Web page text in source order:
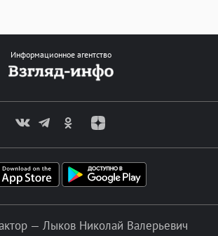
Информационное агентство
— Лыков Николай Валерьевич